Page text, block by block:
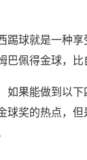
球就是一种
佩得金球，比
果能做到以
奖的热点，但